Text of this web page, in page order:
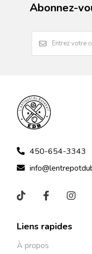
Abonnez-
450-654-3343
Liens rapides
À propos